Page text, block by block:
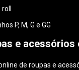
P, M, G e GG
e
de roupas e